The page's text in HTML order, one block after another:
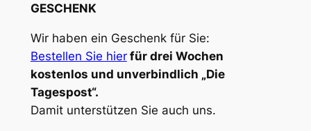
GESCHENK
Wir haben ein Geschenk für Sie:
Bestellen Sie hier für drei Wochen
kostenlos und unverbindlich „Die
Tagespost“.
Damit unterstützen Sie auch uns.